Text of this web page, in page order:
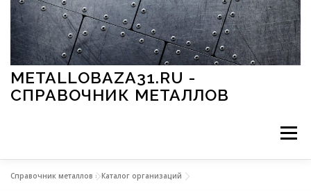
Перейти к содержимому
METALLOBAZA31.RU -
СПРАВОЧНИК МЕТАЛЛОВ
Меню
Справочник металлов »Каталог организаций